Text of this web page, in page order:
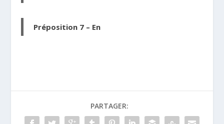
Préposition 7 – En
PARTAGER: